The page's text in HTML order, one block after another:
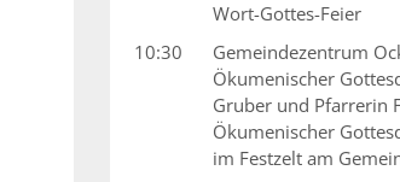
Wort-Gottes-Feier
10:30
Gemeindezentrum
Ökumenischer
Gruber und Pfarrerin
Ökumenischer
im Festzelt am